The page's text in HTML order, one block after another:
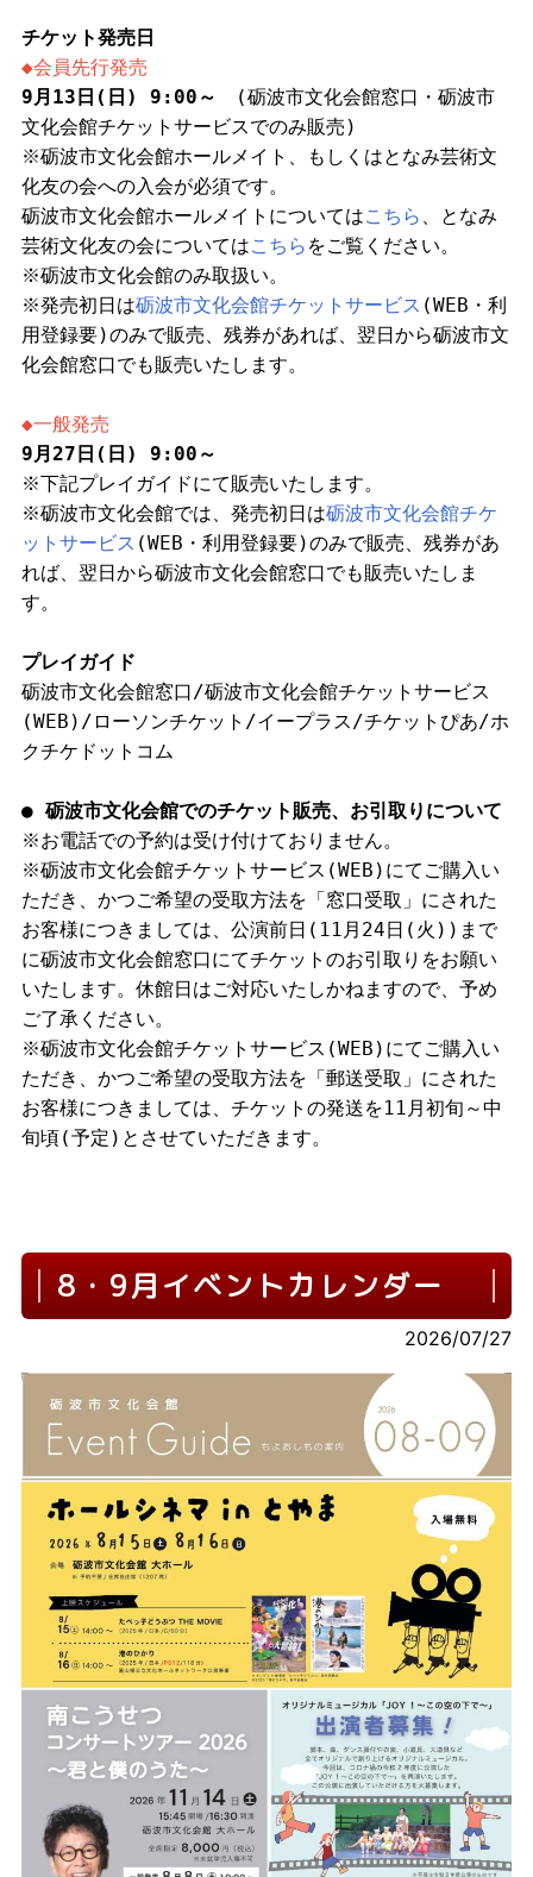
チケット発売日
◆会員先行発売
9月13日(日) 9:00～
(砺波市文化会館窓口・砺波市
文化会館チケットサービスでのみ販売)
※砺波市文化会館ホールメイト、もしくはとなみ芸術文
化友の会への入会が必須です。
砺波市文化会館ホールメイトについてはこちら 、となみ
芸術文化友の会についてはこちら をご覧ください。
※砺波市文化会館のみ取扱い。
※発売初日は砺波市文化会館チケットサービス (WEB・利
用登録要)のみで販売、残券があれば、翌日から砺波市文
化会館窓口でも販売いたします。
◆一般発売
9月27日(日) 9:00～
※下記プレイガイドにて販売いたします。
※砺波市文化会館では、発売初日は砺波市文化会館チケ
ットサービス (WEB・利用登録要)のみで販売、残券があ
れば、翌日から砺波市文化会館窓口でも販売いたしま
す。
プレイガイド
砺波市文化会館窓口/砺波市文化会館チケットサービス
(WEB)/ローソンチケット/イープラス/チケットぴあ/ホ
クチケドットコム
● 砺波市文化会館でのチケット販売、お引取りについて
※お電話での予約は受け付けておりません。
※砺波市文化会館チケットサービス(WEB)にてご購入い
ただき、かつご希望の受取方法を「窓口受取」にされた
お客様につきましては、公演前日(11月24日(火))まで
に砺波市文化会館窓口にてチケットのお引取りをお願い
いたします。休館日はご対応いたしかねますので、予め
ご了承ください。
※砺波市文化会館チケットサービス(WEB)にてご購入い
ただき、かつご希望の受取方法を「郵送受取」にされた
お客様につきましては、チケットの発送を11月初旬～中
旬頃(予定)とさせていただきます。
8・9月イベントカレンダー
2026/07/27